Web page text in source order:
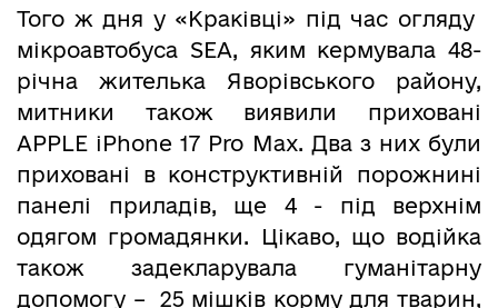
Того ж дня у «Краківці» під час огляду
мікроавтобуса SEA, яким кермувала 48-
річна жителька Яворівського району,
митники також виявили приховані
APPLE iPhone 17 Pro Max. Два з них були
приховані в конструктивній порожнині
панелі приладів, ще 4 - під верхнім
одягом громадянки. Цікаво, що водійка
також задекларувала гуманітарну
допомогу – 25 мішків корму для тварин,